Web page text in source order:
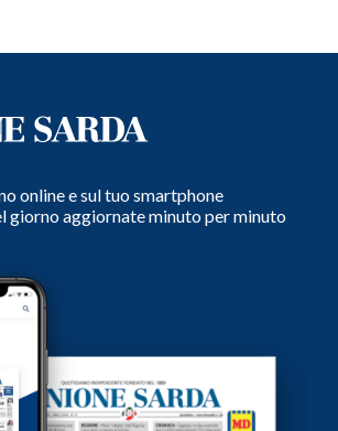
online e sul tuo smartphone
giorno aggiornate minuto per minuto